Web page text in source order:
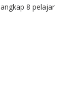
8 pelajar